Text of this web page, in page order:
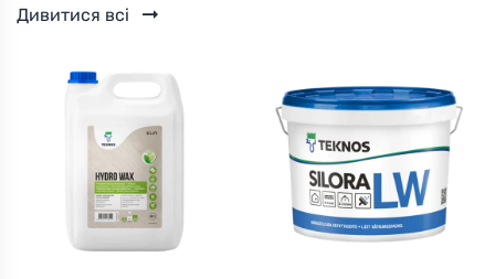
Дивитися всі